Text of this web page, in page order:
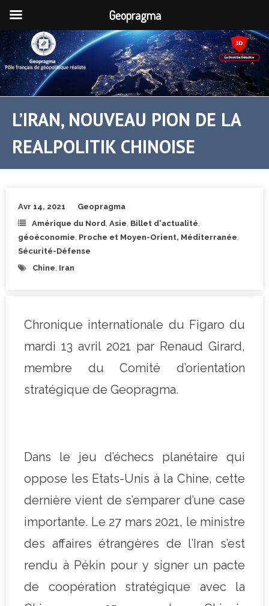
L’IRAN, NOUVEAU PION DE LA
REALPOLITIK CHINOISE
Avr 14, 2021
Geopragma
Amérique du Nord Asie Billet d'actualité
géoéconomie Proche et Moyen-Orient, Méditerranée
Sécurité-Défense
Chine Iran
Chronique internationale du Figaro du
mardi 13 avril 2021 par Renaud Girard,
membre du Comité d’orientation
stratégique de Geopragma.
Dans le jeu d’échecs planétaire qui
oppose les Etats-Unis à la Chine, cette
dernière vient de s’emparer d’une case
importante. Le 27 mars 2021, le ministre
des affaires étrangères de l’Iran s’est
rendu à Pékin pour y signer un pacte
de coopération stratégique avec la
Geopragma